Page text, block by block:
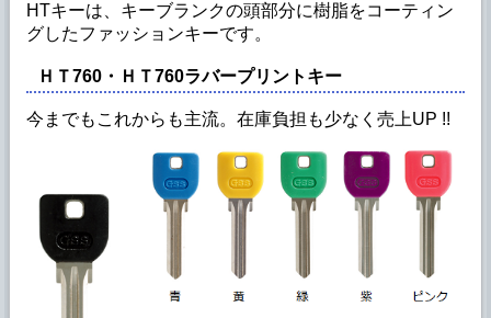
HTキーは、キーブランクの頭部分に樹脂をコーティン
グしたファッションキーです。
ＨＴ760・ＨＴ760ラバープリントキー
今までもこれからも主流。在庫負担も少なく売上UP !!